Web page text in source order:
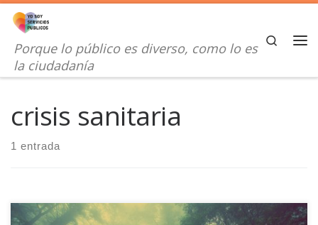
Saltar al contenido
Porque lo público es diverso, como lo es
la ciudadanía
Search
crisis sanitaria
1 entrada